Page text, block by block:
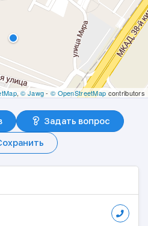
,© Jawg- © OpenStreetMap contributors
Задать вопрос